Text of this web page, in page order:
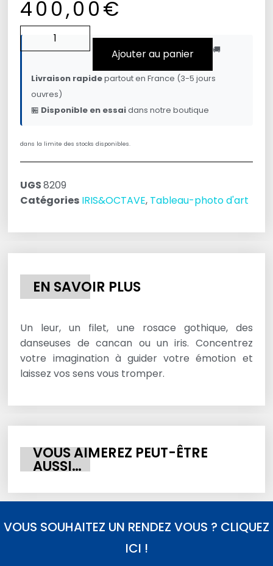
400,00€
Ajouter au panier 🚚
Livraison rapidepartout en France (3-5 jours
ouvres)
🏪 Disponible en essaidans notre boutique
dans la limite des stocks disponibles.
UGS8209
Catégories IRIS&OCTAVE, Tableau-photo d'art
EN SAVOIR PLUS
Un leur, un filet, une rosace gothique, des
danseuses de cancan ou un iris. Concentrez
votre imagination à guider votre émotion et
laissez vos sens vous tromper.
VOUS AIMEREZ PEUT-ÊTRE
AUSSI…
VOUS SOUHAITEZ UN RENDEZ VOUS ? CLIQUEZ
ICI !